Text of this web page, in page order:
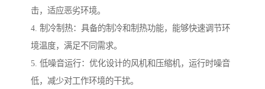
击，适应恶劣环境。
4. 制冷制热：具备的制冷和制热功能，能够快速调节环
境温度，满足不同需求。
5. 低噪音运行：优化设计的风机和压缩机，运行时噪音
低，减少对工作环境的干扰。